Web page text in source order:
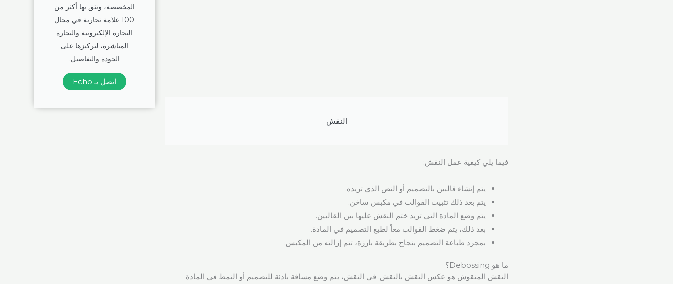
النقش
فيما يلي كيفية عمل النقش:
يتم إنشاء قالبين بالتصميم أو النص الذي تريده.
يتم بعد ذلك تثبيت القوالب في مكبس ساخن.
يتم وضع المادة التي تريد ختم النقش عليها بين القالبين.
بعد ذلك، يتم ضغط القوالب معاً لطبع التصميم في المادة.
بمجرد طباعة التصميم بنجاح بطريقة بارزة، تتم إزالته من المكبس.
ما هو Debossing؟
النقش المنقوش هو عكس النقش بالنقش. في النقش، يتم وضع مسافة بادئة للتصميم أو النمط في المادة
المخصصة، وتثق بها أكثر من
100 علامة تجارية في مجال
التجارة الإلكترونية والتجارة
المباشرة، لتركيزها على
الجودة والتفاصيل.
اتصل بـ Echo